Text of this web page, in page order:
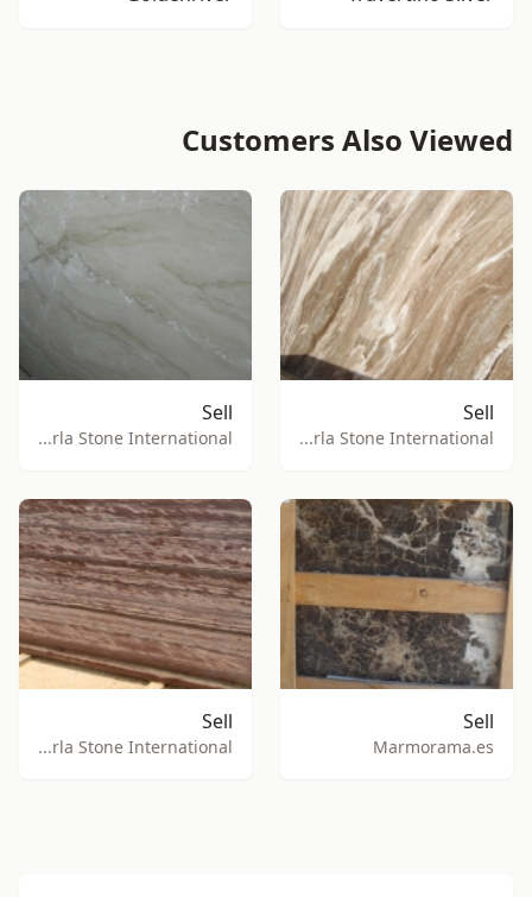
Customers Also Viewed
Sell
Birla Stone International
Sell
Birla Stone International
Sell
Marmorama.es
Sell
Birla Stone International